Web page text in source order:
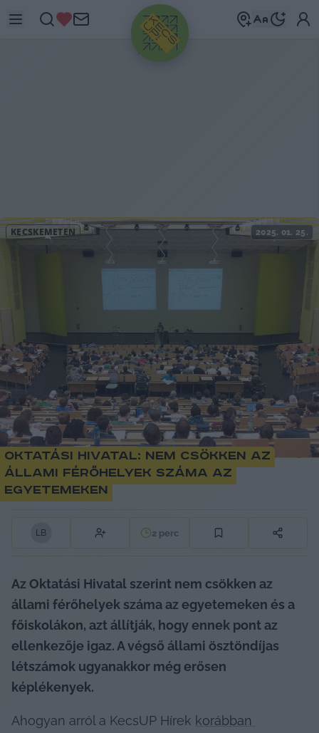
HIRDETÉS
KECSKEMÉTEN 2025. 01. 25.
Oktatási Hivatal: nem csökken az
állami férőhelyek száma az
egyetemeken
LB 2 perc
Az Oktatási Hivatal szerint nem csökken az
állami férőhelyek száma az egyetemeken és a
főiskolákon, azt állítják, hogy ennek pont az
ellenkezője igaz. A végső állami ösztöndíjas
létszámok ugyanakkor még erősen
képlékenyek.
Ahogyan arról a KecsUP Hírek korábban